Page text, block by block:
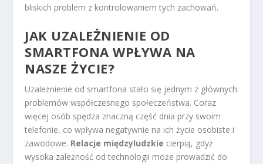
bliskich problem z kontrolowaniem tych zachowań.
JAK UZALEŻNIENIE OD
SMARTFONA WPŁYWA NA
NASZE ŻYCIE?
Uzależnienie od smartfona stało się jednym z głównych
problemów współczesnego społeczeństwa. Coraz
więcej osób spędza znaczną część dnia przy swoim
telefonie, co wpływa negatywnie na ich życie osobiste i
zawodowe. Relacje międzyludzkie cierpią, gdyż
wysoka zależność od technologii może prowadzić do